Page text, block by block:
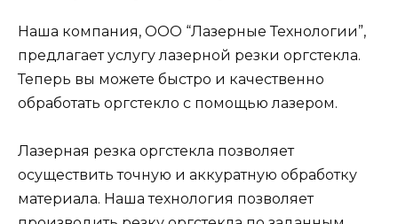
Наша компания, ООО “Лазерные Технологии”,
предлагает услугу лазерной резки оргстекла.
Теперь вы можете быстро и качественно
обработать оргстекло с помощью лазером.
Лазерная резка оргстекла позволяет
осуществить точную и аккуратную обработку
материала. Наша технология позволяет